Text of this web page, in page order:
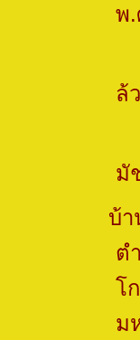
พ
ล้
มั
บ้
ต
โ
ม